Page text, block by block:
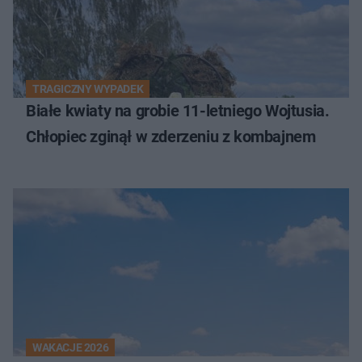
TRAGICZNY WYPADEK
Białe kwiaty na grobie 11-letniego Wojtusia.
Chłopiec zginął w zderzeniu z kombajnem
WAKACJE 2026